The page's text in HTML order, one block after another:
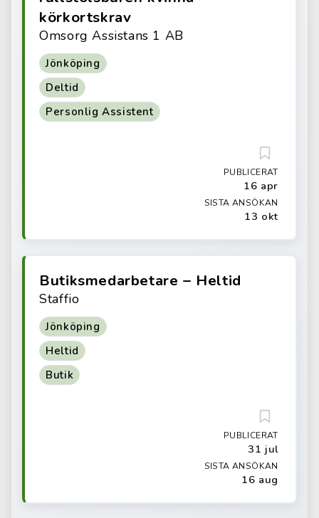
körkortskrav
Omsorg Assistans 1 AB
Jönköping
Deltid
Personlig Assistent
PUBLICERAT
16 apr
SISTA ANSÖKAN
13 okt
Butiksmedarbetare – Heltid
Staffio
Jönköping
Heltid
Butik
PUBLICERAT
31 jul
SISTA ANSÖKAN
16 aug